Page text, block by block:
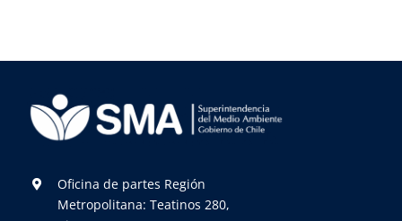
Oficina de partes Región
Metropolitana: Teatinos 280,